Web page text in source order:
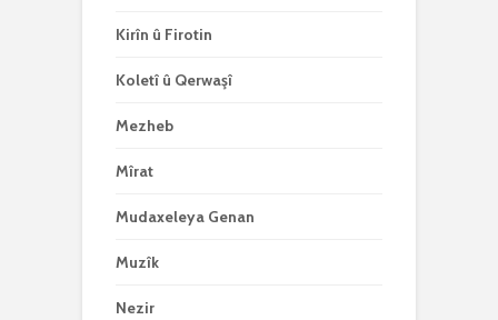
Kirîn û Firotin
Koletî û Qerwaşî
Mezheb
Mîrat
Mudaxeleya Genan
Muzîk
Nezir